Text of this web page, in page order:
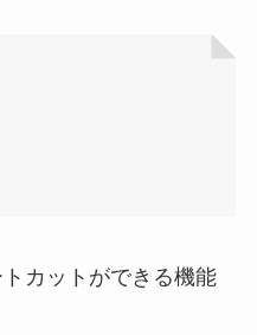
カットができる機能